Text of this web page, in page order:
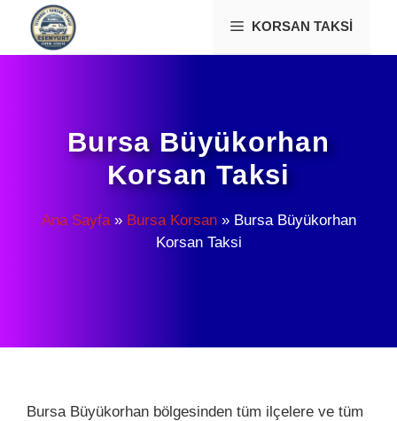
İçeriğe
KORSAN TAKSI
Bursa Büyükorhan
Korsan Taksi
Ana Sayfa» Bursa Korsan» Bursa Büyükorhan
Korsan Taksi
Bursa Büyükorhan bölgesinden tüm ilçelere ve tüm